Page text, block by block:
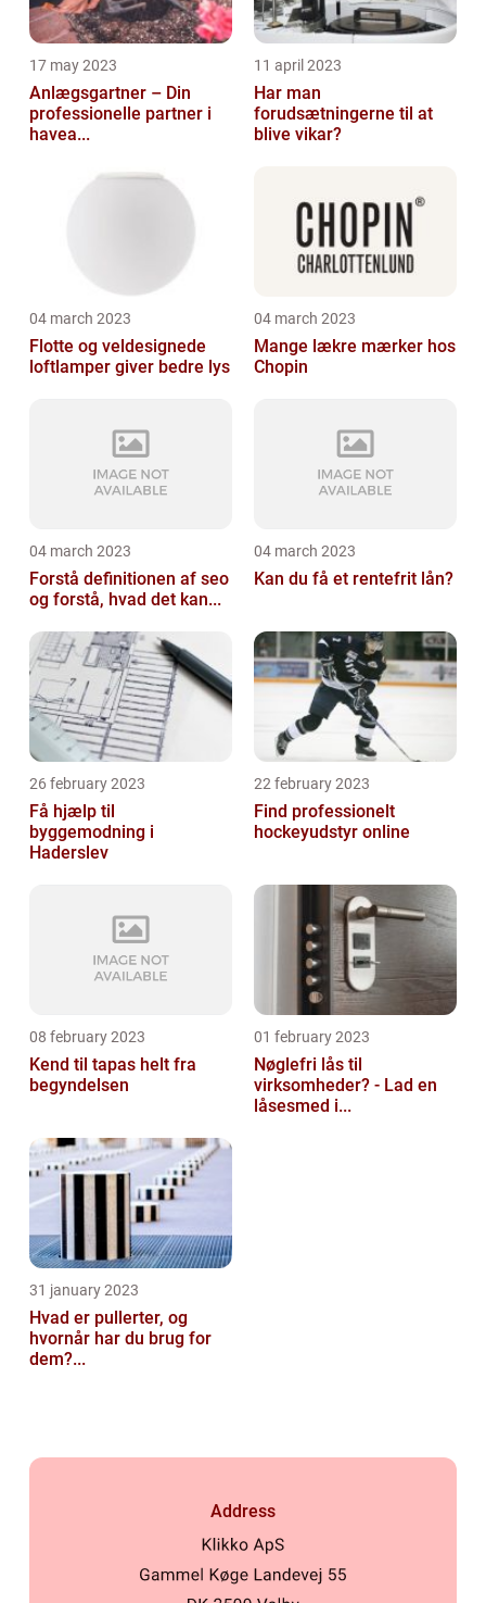
17 may 2023
Anlægsgartner – Din
professionelle partner i
havea...
11 april 2023
Har man
forudsætningerne til at
blive vikar?
04 march 2023
Flotte og veldesignede
loftlamper giver bedre lys
04 march 2023
Mange lækre mærker hos
Chopin
04 march 2023
Forstå definitionen af seo
og forstå, hvad det kan...
04 march 2023
Kan du få et rentefrit lån?
26 february 2023
Få hjælp til
byggemodning i
Haderslev
22 february 2023
Find professionelt
hockeyudstyr online
08 february 2023
Kend til tapas helt fra
begyndelsen
01 february 2023
Nøglefri lås til
virksomheder? - Lad en
låsesmed i...
31 january 2023
Hvad er pullerter, og
hvornår har du brug for
dem?...
Address